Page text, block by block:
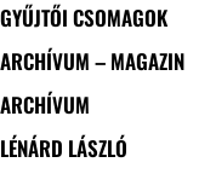
GYŰJTŐI CSOMAGOK
ARCHÍVUM – MAGAZIN
ARCHÍVUM
LÉNÁRD LÁSZLÓ